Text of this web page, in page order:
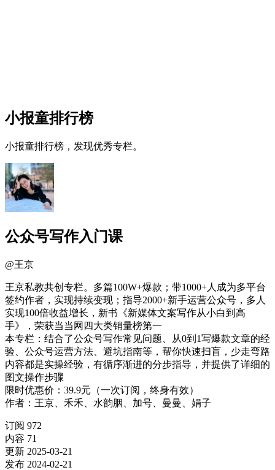
小报童排行榜
小报童排行榜，发现优秀专栏。
公众号写作入门课
@王京
王京私教共创专栏。多篇100W+爆款；带1000+人成为多平台
签约作者，实现持续变现；指导2000+新手运营公众号，多人
实现100倍收益增长，新书《新媒体文案写作从小白到高
手》，荣获当当网四大类销量榜第一
本专栏：结合了公众号写作常见问题、从0到1写爆款文章的经
验、公众号运营方法、避坑指南等，帮你快速扫盲，少走弯路
内容都是实操经验，有循序渐进的分步指导，并提供了详细的
图文操作步骤
限时优惠价：39.9元（一次订阅，终身有效）
作者：王京、禾禾、水韵胭、加号、曼曼、娟子
订阅 972
内容 71
更新 2025-03-21
发布 2024-02-21